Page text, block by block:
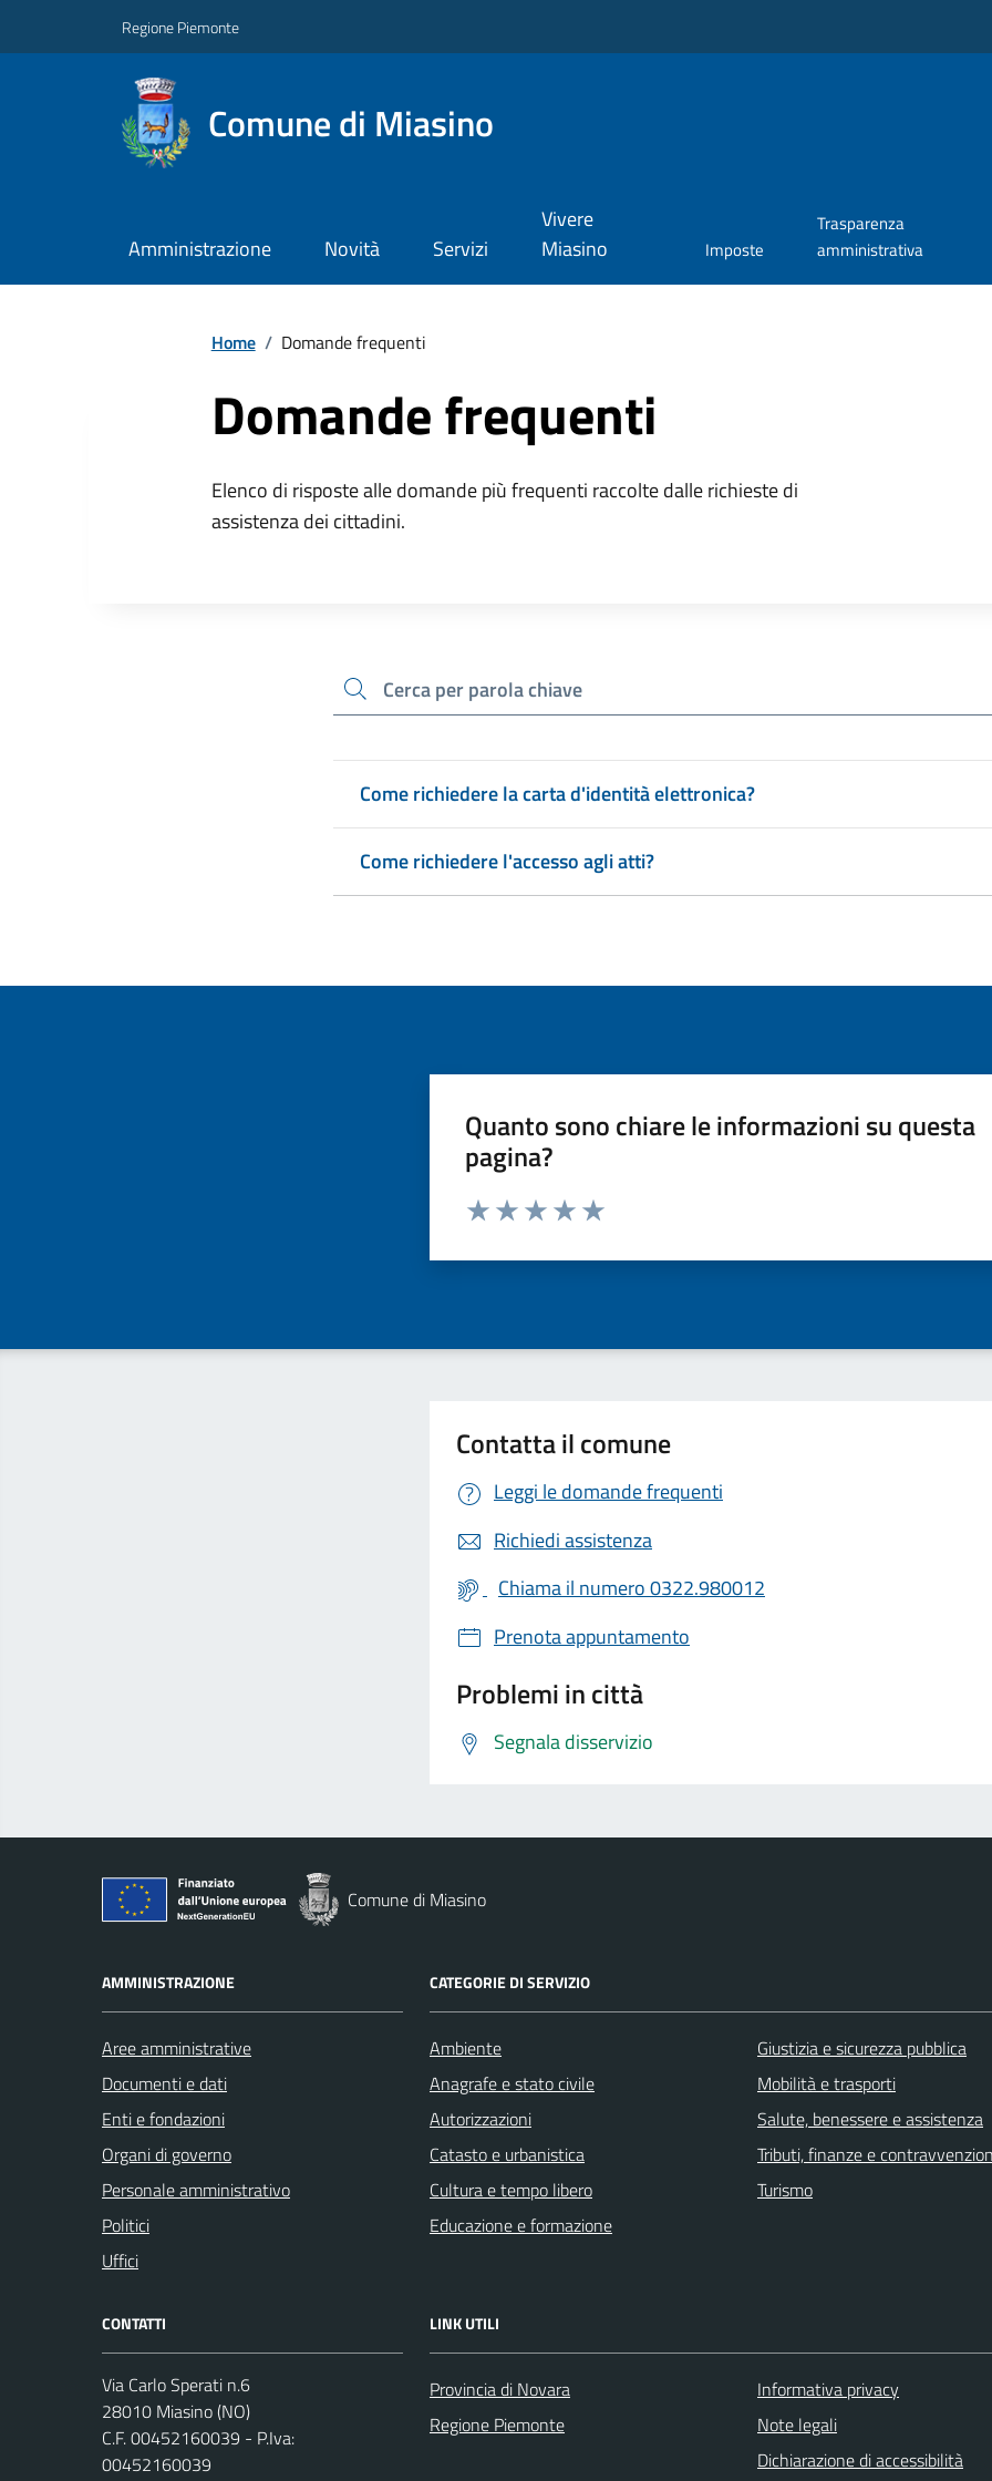
Regione Piemonte
Comune di Miasino
Amministrazione Novità Servizi
Vivere
Miasino
Imposte
Trasparenza
amministrativa
Home / Domande frequenti
Domande frequenti
Elenco di risposte alle domande più frequenti raccolte dalle richieste di
assistenza dei cittadini.
cerca
Come richiedere la carta d'identità elettronica?
Come richiedere l'accesso agli atti?
Quanto sono chiare le informazioni su questa
pagina?
Valuta da 1 a 5 stelle la pagina
Contatta il comune
Leggi le domande frequenti
Richiedi assistenza
Chiama il numero 0322.980012
Prenota appuntamento
Problemi in città
Segnala disservizio
Comune di Miasino
AMMINISTRAZIONE
Aree amministrative
Documenti e dati
Enti e fondazioni
Organi di governo
Personale amministrativo
Politici
Uffici
CATEGORIE DI SERVIZIO
Ambiente
Anagrafe e stato civile
Autorizzazioni
Catasto e urbanistica
Cultura e tempo libero
Educazione e formazione
Giustizia e sicurezza pubblica
Mobilità e trasporti
Salute, benessere e assistenza
Tributi, finanze e
Turismo
CONTATTI
Via Carlo Sperati n.6
28010 Miasino (NO)
C.F. 00452160039 - P.Iva:
00452160039
LINK UTILI
Provincia di Novara
Regione Piemonte
Informativa privacy
Note legali
Dichiarazione di accessibilità